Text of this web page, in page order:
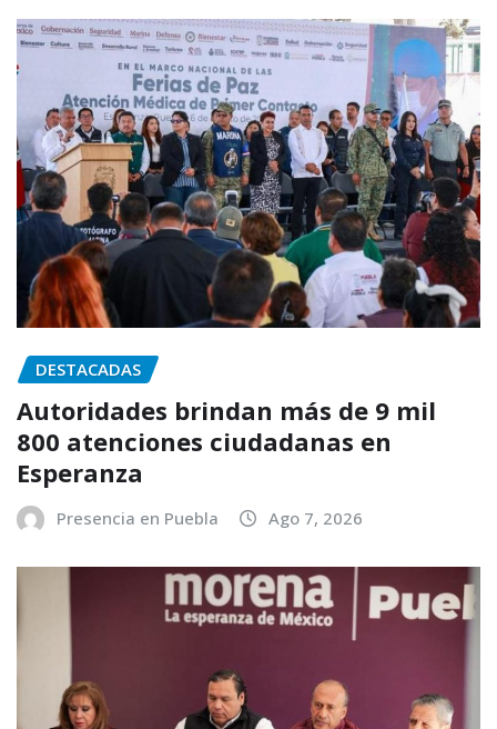
DESTACADAS
Autoridades brindan más de 9 mil
800 atenciones ciudadanas en
Esperanza
Presencia en Puebla Ago 7, 2026